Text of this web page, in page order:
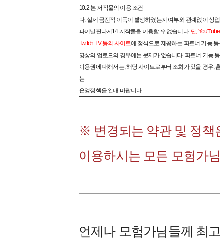
10.2 본 저작물의 이용 조건
다. 실제 금전적 이득이 발생하였는지 여부와 관계없이 상
파이널판타지14 저작물을 이용할 수 없습니다.단,
Twitch TV 등의 사이트에 정식으로 제공하는 파트너 기능
영상의 업로드의 경우에는 문제가 없습니다. 파트너 기능
이용권에 대해서는, 해당 사이트로부터 조회가 있을 경우,
는
운영정책을 안내 바랍니다.
※ 변경되는 약관 및 정책
이용하시는 모든 모험가
언제나 모험가님들께 최